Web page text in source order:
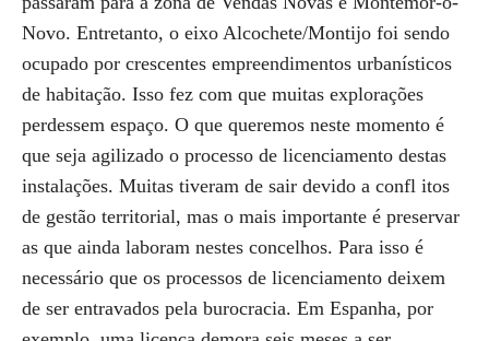
Novo. Entretanto, o eixo Alcochete/Montijo foi sendo
ocupado por crescentes empreendimentos urbanísticos
de habitação. Isso fez com que muitas explorações
perdessem espaço. O que queremos neste momento é
que seja agilizado o processo de licenciamento destas
instalações. Muitas tiveram de sair devido a confl itos
de gestão territorial, mas o mais importante é preservar
as que ainda laboram nestes concelhos. Para isso é
necessário que os processos de licenciamento deixem
de ser entravados pela burocracia. Em Espanha, por